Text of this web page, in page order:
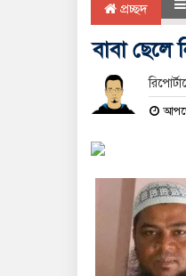
প্রচ্ছদ
বাবা ছেলে